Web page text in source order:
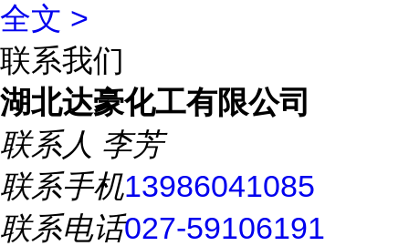
全文 >
联系我们
湖北达豪化工有限公司
联系人 李芳
联系手机13986041085
联系电话027-59106191